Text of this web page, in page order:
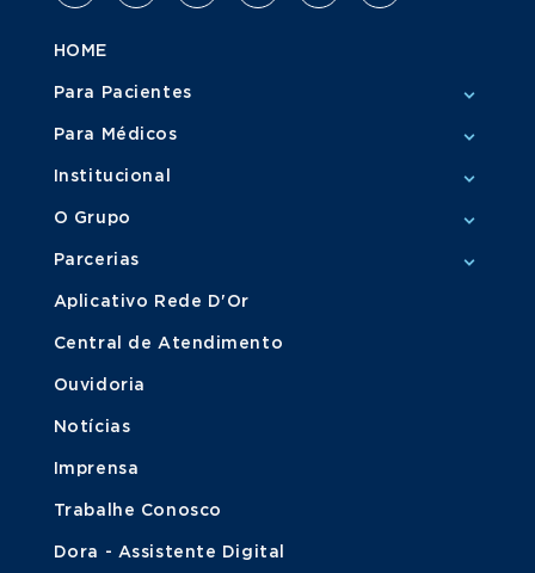
HOME
Para Pacientes
Para Médicos
Institucional
O Grupo
Parcerias
Aplicativo Rede D'Or
Central de Atendimento
Ouvidoria
Notícias
Imprensa
Trabalhe Conosco
Dora - Assistente Digital